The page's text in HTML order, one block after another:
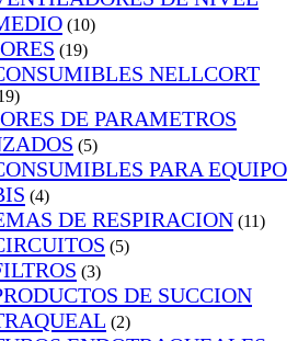
(10)
(19)
NELLCORT
DE PARAMETROS
(5)
PARA EQUIPO
(4)
DE RESPIRACION (11)
(5)
(3)
DE SUCCION
(2)